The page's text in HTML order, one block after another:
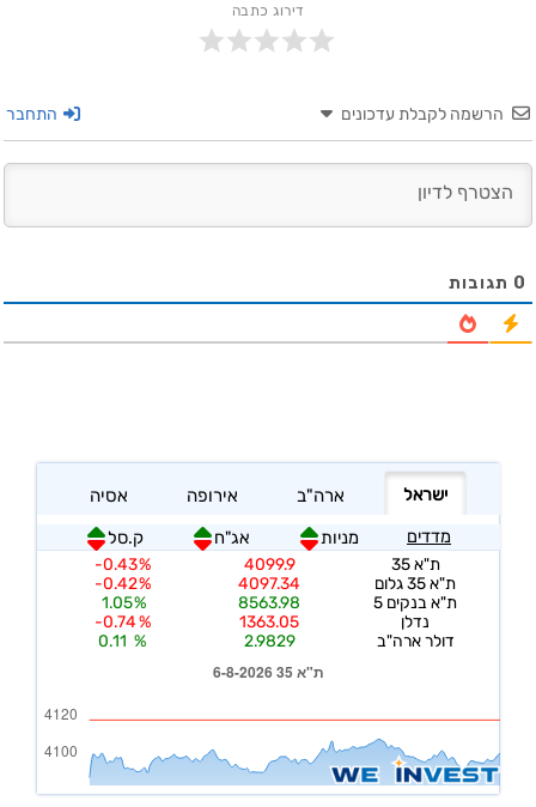
דירוג כתבה
הרשמה לקבלת עדכונים התחבר
0 תגובות